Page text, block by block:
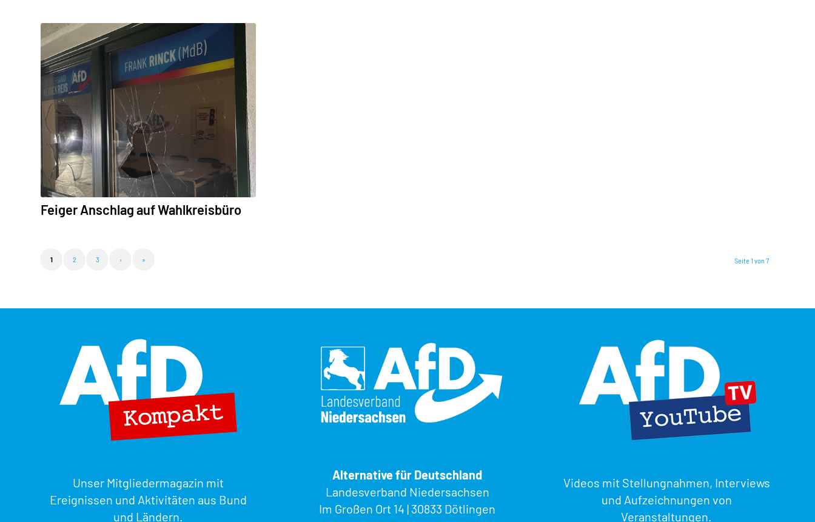
Feiger Anschlag auf Wahlkreisbüro
Seite 1 von 7
1 2 3 › »
Unser Mitgliedermagazin mit
Ereignissen und Aktivitäten aus Bund
und Ländern.
Alternative für Deutschland
Landesverband Niedersachsen
Im Großen Ort 14 | 30833 Dötlingen
Videos mit Stellungnahmen, Interviews
und Aufzeichnungen von
Veranstaltungen.